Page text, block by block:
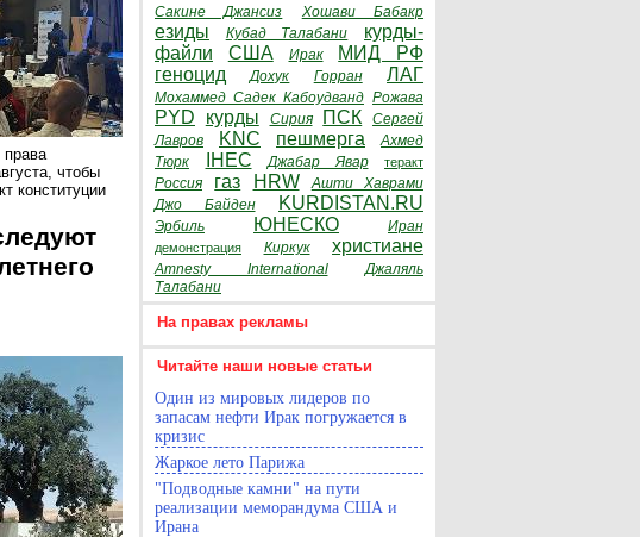
права
чтобы
конституции
Сакине Джансиз Хошави Бабакр
езиды Кубад Талабани
курды-
файли
США Ирак
МИД РФ
геноцид
Дохук Горран ЛАГ
Мохаммед Садек Кабоудванд Рожава
PYD курды Сирия ПСК
Сергей
Лавров
KNC пешмерга
Ахмед
Тюрк
IHEC Джабар Явар теракт
Россия газ HRW
Ашти Хаврами
Джо Байден
KURDISTAN.RU
Эрбиль ЮНЕСКО Иран
демонстрация Киркук христиане
Amnesty International
Джаляль
Талабани
На правах рекламы
Читайте наши новые статьи
Один из мировых лидеров по
запасам нефти Ирак погружается в
кризис
Жаркое лето Парижа
"Подводные камни" на пути
реализации меморандума США и
Ирана